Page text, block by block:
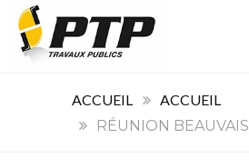
ACCUEIL
ACCUEIL
RÉUNION BEAUVAIS